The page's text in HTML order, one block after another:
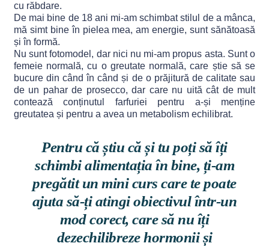
cu răbdare.
De mai bine de 18 ani mi-am schimbat stilul de a mânca,
mă simt bine în pielea mea, am energie, sunt sănătoasă
și în formă.
Nu sunt fotomodel, dar nici nu mi-am propus asta. Sunt o
femeie normală, cu o greutate normală, care știe să se
bucure din când în când și de o prăjitură de calitate sau
de un pahar de prosecco, dar care nu uită cât de mult
contează conținutul farfuriei pentru a-și menține
greutatea și pentru a avea un metabolism echilibrat.
Pentru că știu că și tu poți să îți
schimbi alimentația în bine, ți-am
pregătit un mini curs care te poate
ajuta să-ți atingi obiectivul într-un
mod corect, care să nu îți
dezechilibreze hormonii și